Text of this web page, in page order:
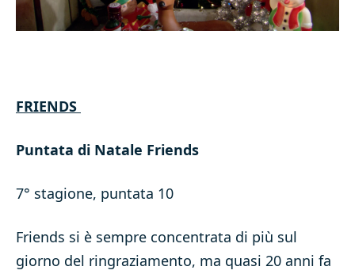
FRIENDS
Puntata di Natale Friends
7° stagione, puntata 10
Friends si è sempre concentrata di più sul
giorno del ringraziamento, ma quasi 20 anni fa